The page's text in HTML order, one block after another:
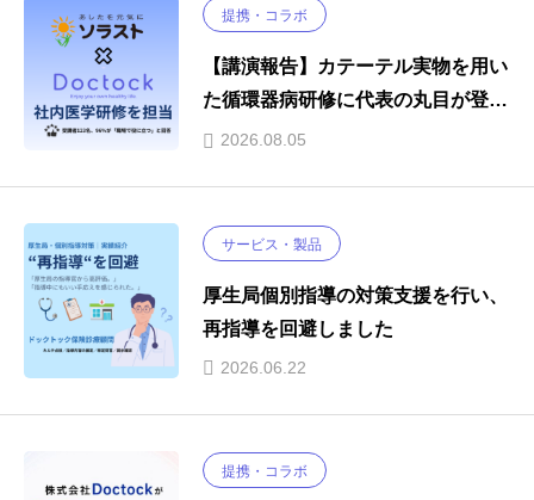
提携・コラボ
【講演報告】カテーテル実物を用い
た循環器病研修に代表の丸目が登壇
｜受講者123名、96%が「職場で役
2026.08.05
サービス・製品
厚生局個別指導の対策支援を行い、
再指導を回避しました
2026.06.22
提携・コラボ